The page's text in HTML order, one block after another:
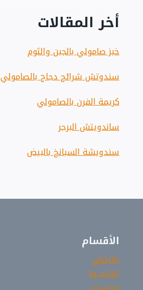
أخر المقالات
خبز صامولي بالجبن والثوم
سندوتش شرائح دجاج بالصامولي
كريمة الفرن بالصامولي
ساندويتش البرجر
سندويشة السبانخ بالبيض
الأقسام
الأطباق
الرئيسية